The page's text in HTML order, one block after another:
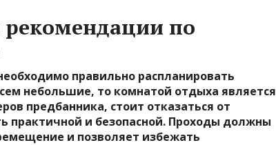
по
правильно распланировать
небольшие, то комнатой отдыха является
предбанника, стоит отказаться от
практичной и безопасной. Проходы должны
и позволяет избежать